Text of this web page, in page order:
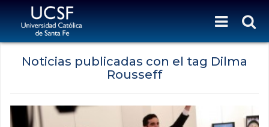
Noticias publicadas con el tag Dilma
Rousseff